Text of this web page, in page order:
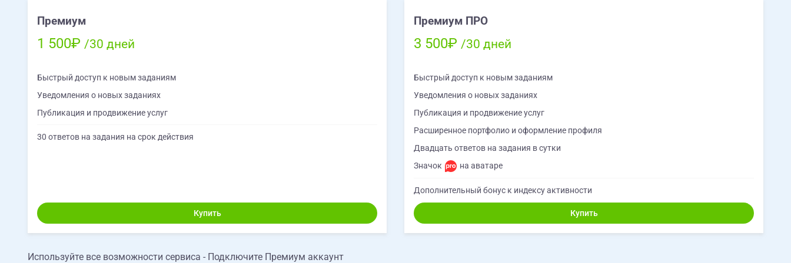
3. Шрифты
4. Отступы
5. Цвета
1. Десктоп
+адаптивы:
3. Мобильное устройство
Премиум
1 500₽ /30 дней
Быстрый доступ к новым заданиям
Уведомления о новых заданиях
Публикация и продвижение услуг
30 ответов на задания на срок действия
Купить
Премиум ПРО
3 500₽ /30 дней
Быстрый доступ к новым заданиям
Уведомления о новых заданиях
Публикация и продвижение услуг
Расширенное портфолио и оформление профиля
Двадцать ответов на задания в сутки
Значок
на аватаре
Дополнительный бонус к индексу активности
Купить
Используйте все возможности сервиса - Подключите Премиум аккаунт